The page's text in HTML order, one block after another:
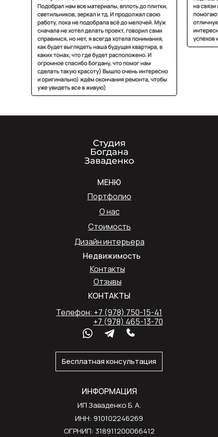
КОНТАКТЫ
Телефон: +7 (978) 750-15-41
+7 (978) 465-13-70
Бесплатная консультация
МЕНЮ
Портфолио
О нас
Стоимость
Дизайн интерьера
Контакты
Отзывы
ИНФОРМАЦИЯ
ИП Заваденко Б. А.
ИНН: 910102246269
ОГРНИП: 318911200066412
Недвижимость